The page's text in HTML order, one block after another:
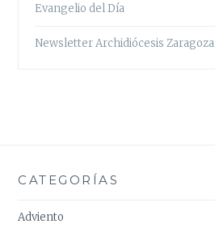
Evangelio del Día
Newsletter Archidiócesis Zaragoza
CATEGORÍAS
Adviento